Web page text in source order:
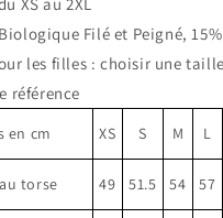
Prenez
garde
à
jeune
garde
Filé et Peigné,
les filles : choisir une
référence
en cm XS S M L
torse 49 51.5 54 57